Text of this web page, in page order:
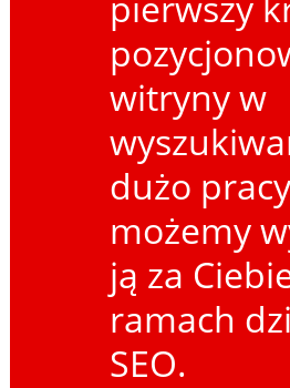
witryny w
dużo
możemy
ją za
ramach
SEO.